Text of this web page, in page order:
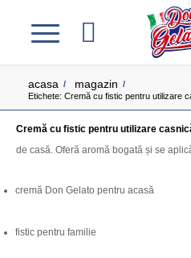
acasa / magazin /
Etichete: Cremă cu fistic pentru utilizare
Cremă cu fistic pentru utilizare
de casă. Oferă aromă bogată și se
cremă Don Gelato pentru acasă
fistic pentru familie